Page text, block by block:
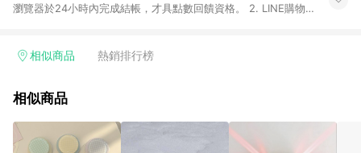
瀏覽器於24小時內完成結帳，才具點數回饋資格。 2. LINE購物
單，皆不在點數回饋範圍內。 3. 如購買以下類別商品，將無法獲
球嚴選、商城、專案商品、「草莓網」全館商品。 4. 如取消訂
回饋。 5. 點數回饋會扣除所有折扣優惠後之最終發票金額計算，
實際回饋請依LINE購物通知為主。 6. 訂單如有使用東森購物
相似商品 熱銷排行榜
相似商品